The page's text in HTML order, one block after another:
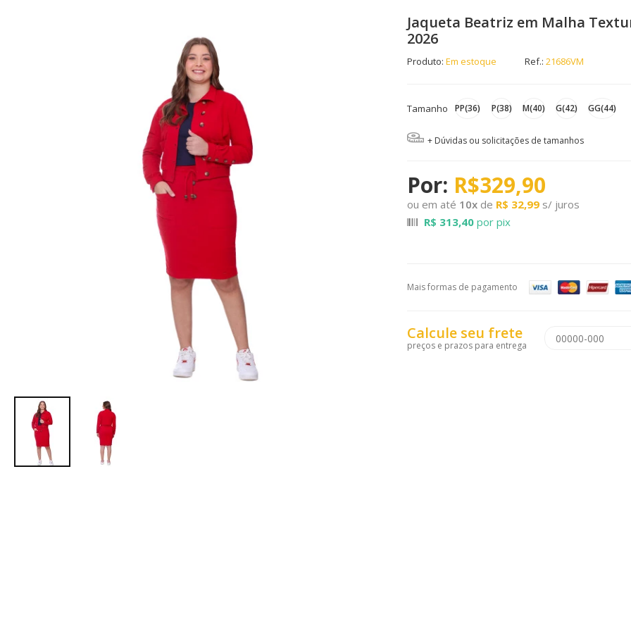
Jaqueta Beatriz em Malha
2026
Produto: Em estoque Ref.:21686VM
Tamanho PP(36) P(38) M(40) G(42) GG(44)
+ Dúvidas ou solicitações de tamanhos
R$329,90
ou em até 10x de R$ 32,99 s/ juros
R$ 313,40 por pix
Mais formas de pagamento
Calcule seu frete
preços e prazos para entrega